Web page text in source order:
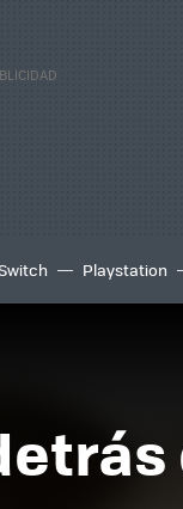
Playstation